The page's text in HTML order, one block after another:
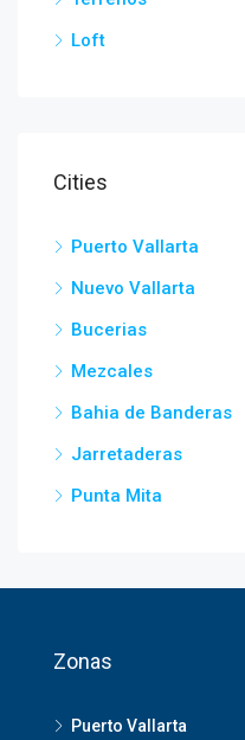
Loft
Cities
Puerto Vallarta
Nuevo Vallarta
Bucerias
Mezcales
Bahia de Banderas
Jarretaderas
Punta Mita
Zonas
Puerto Vallarta